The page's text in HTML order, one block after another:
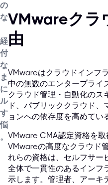
VMwareクラ
由
VMwareはクラウドインフ
中の無数のエンタープライ
クラウド管理・自動化のス
ド、パブリッククラウド
ョンへの依存度を高めてい
VMware CMA認定資格を
VMwareの高度なクラウド
れらの資格は、セルフサー
全体で一貫性のあるインフ
示します。管理者、アーキ